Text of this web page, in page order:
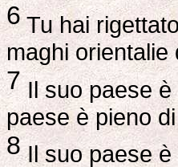
6Tu hai
maghi orientalie
7Il suo paese è
paese è pieno
8Il suo paese è